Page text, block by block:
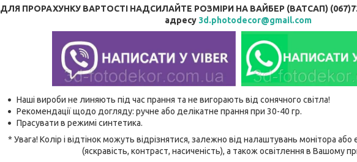
ДЛЯ ПРОРАХУНКУ ВАРТОСТІ НАДСИЛАЙТЕ РОЗМІРИ НА ВАЙБЕР (ВАТСАП)
адресу 3d.photodecor@gmail.com
Наші вироби не линяють під час прання та не вигорають від сонячного світла!
Рекомендації щодо догляду: ручне або делікатне прання при 30-40 гр.
Прасувати в режимі синтетика.
* Увага! Колір і відтінок можуть відрізнятися, залежно від налаштувань монітора
(яскравість, контраст, насиченість), а також освітлення в Вашому